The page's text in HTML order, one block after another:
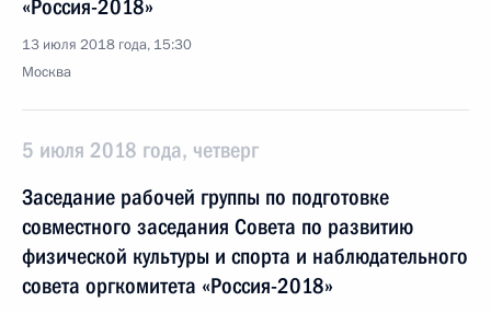
«Россия-2018»
13 июля 2018 года, 15:30
Москва
5 июля 2018 года, четверг
Заседание рабочей группы по подготовке
совместного заседания Совета по развитию
физической культуры и спорта и наблюдательного
совета оргкомитета «Россия-2018»